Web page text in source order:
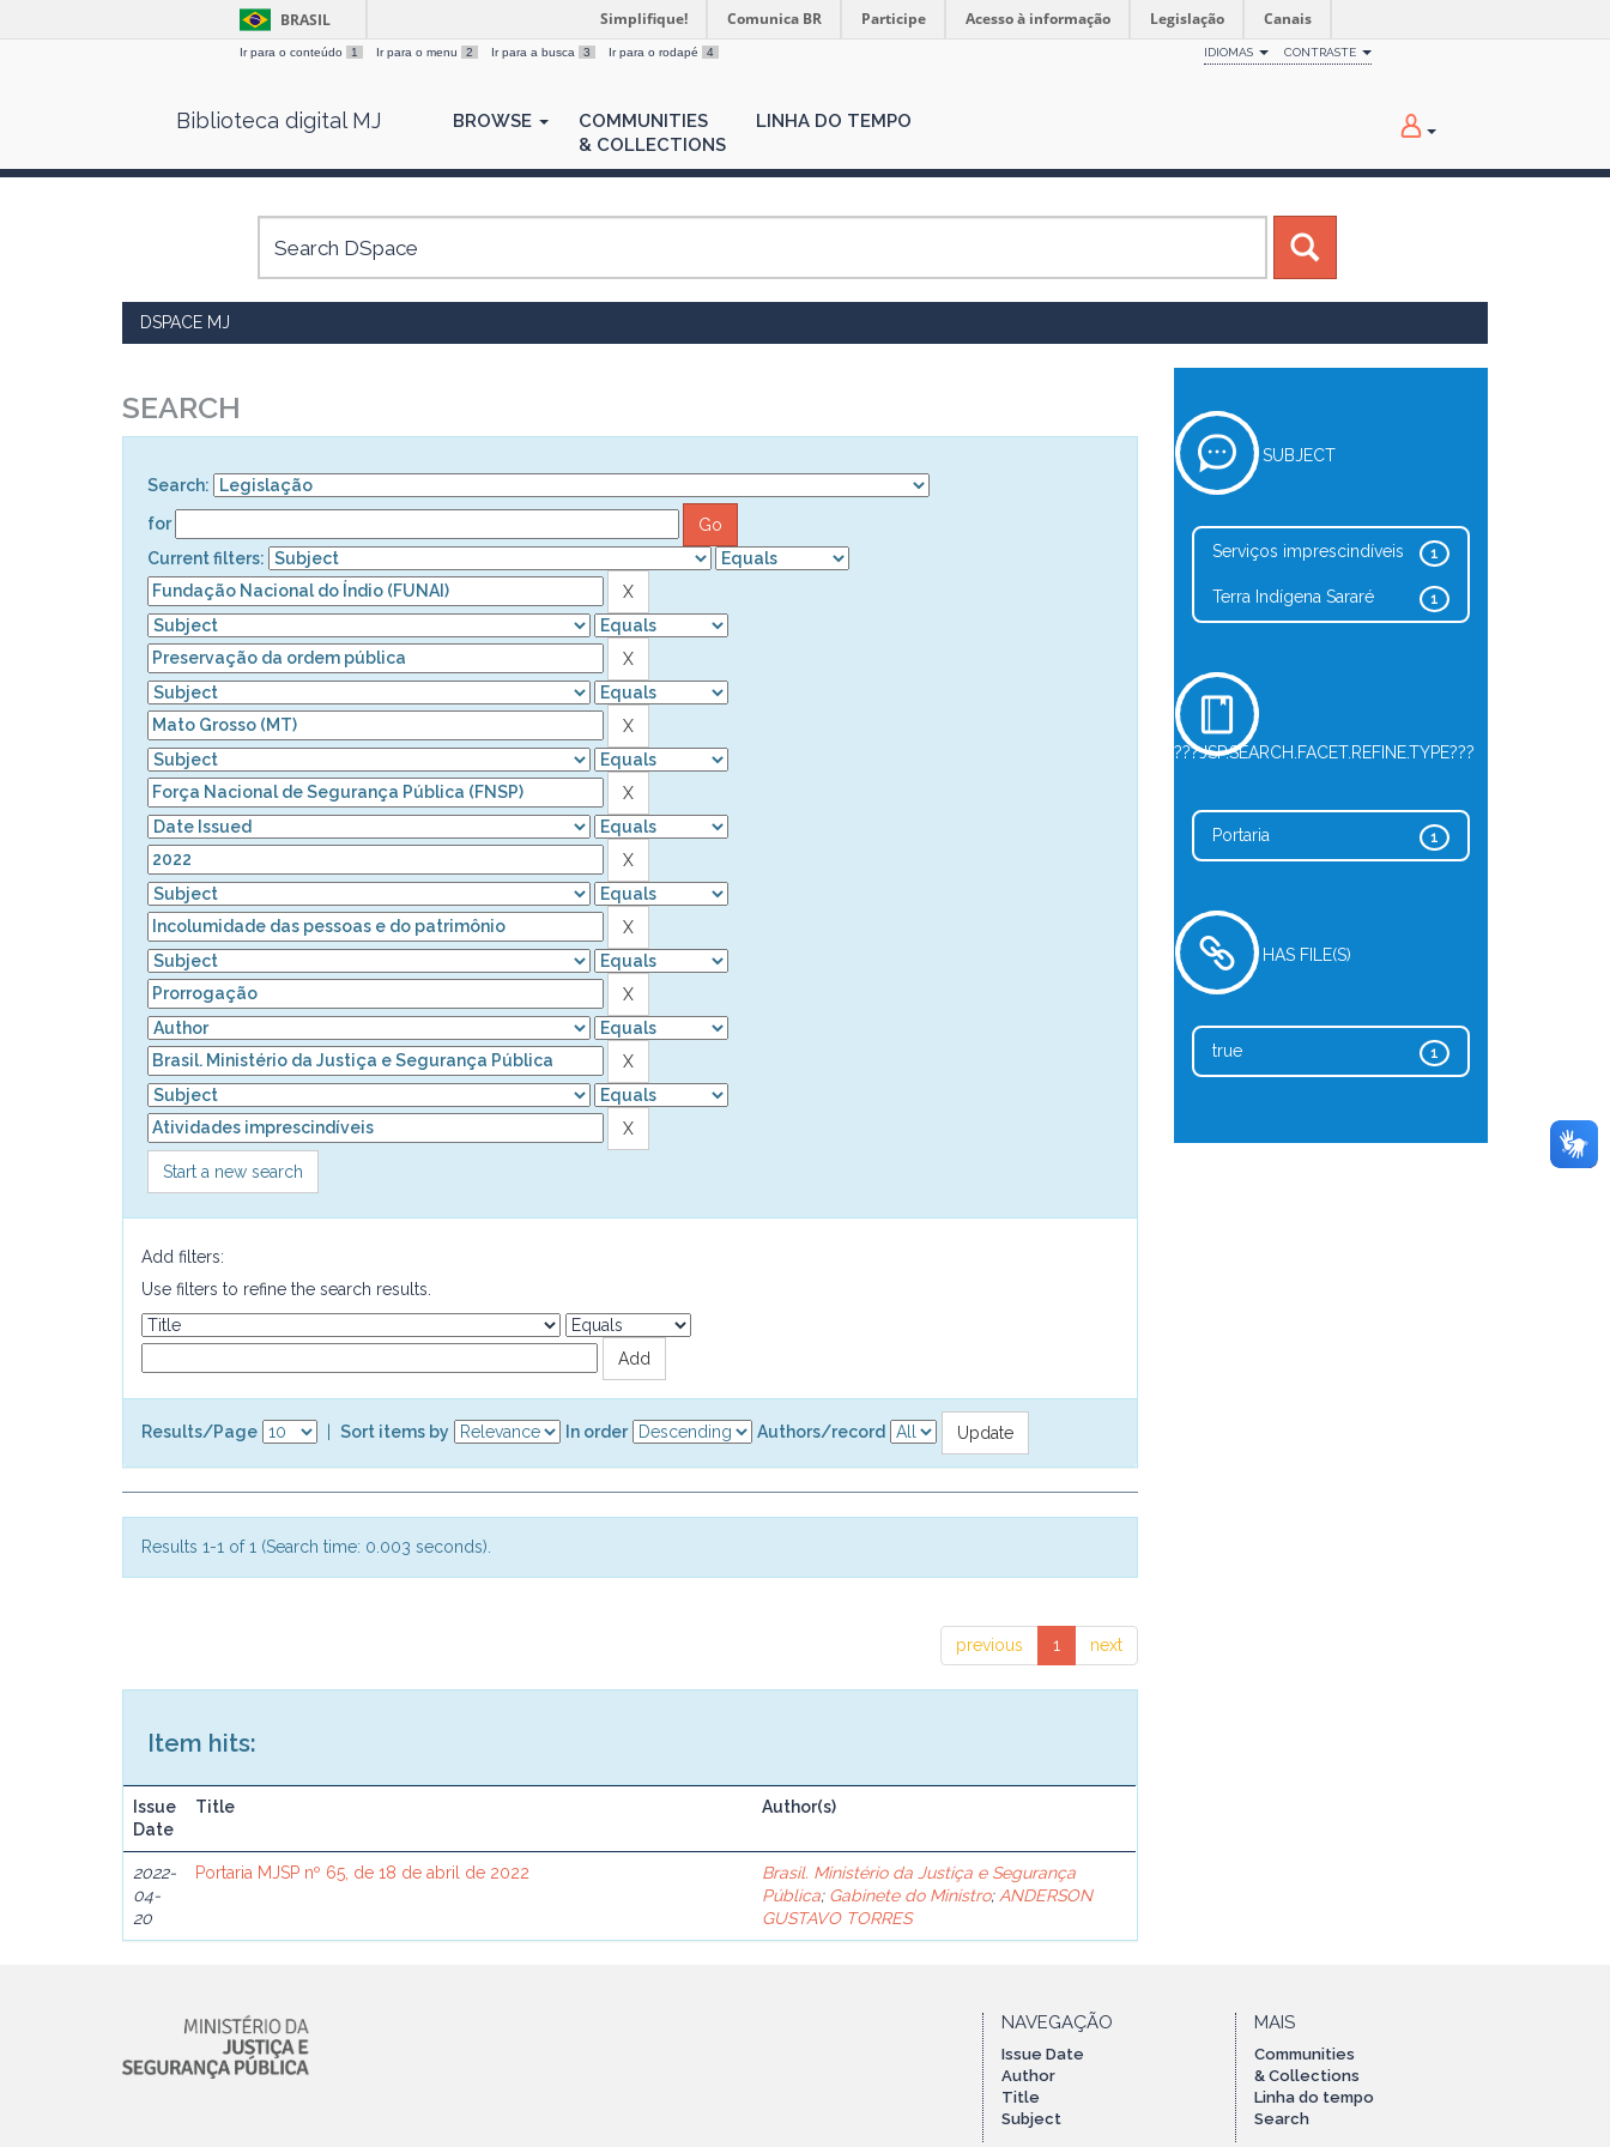
BRASIL Simplifique! Comunica BR Participe Acesso à informação Legislação Canais
Ir para o conteúdo 1 Ir para o menu 2 Ir para a busca 3 Ir para o rodapé 4 IDIOMAS CONTRASTE
Biblioteca digital MJ BROWSE
COMMUNITIES
& COLLECTIONS
LINHA DO TEMPO
DSPACE MJ
SEARCH
Search:
for
Current filters:
Start a new search
Add filters:
Use filters to refine the search results.
Results/Page Sort items by In order Authors/record
Results 1-1 of 1 (Search time: 0.003 seconds).
previous 1 next
Item hits:
Issue
Date
Title Author(s)
2022-
04-
20
Portaria MJSP nº 65, de 18 de abril de 2022
Brasil. Ministério da Justiça e Segurança
Pública; Gabinete do Ministro; ANDERSON
GUSTAVO TORRES
SUBJECT
1
Serviços imprescindíveis
1
Terra Indígena Sararé
???JSP.SEARCH.FACET.REFINE.TYPE???
1
Portaria
HAS FILE(S)
1
true
NAVEGAÇÃO
Issue Date
Author
Title
Subject
MAIS
Communities
& Collections
Linha do tempo
Search